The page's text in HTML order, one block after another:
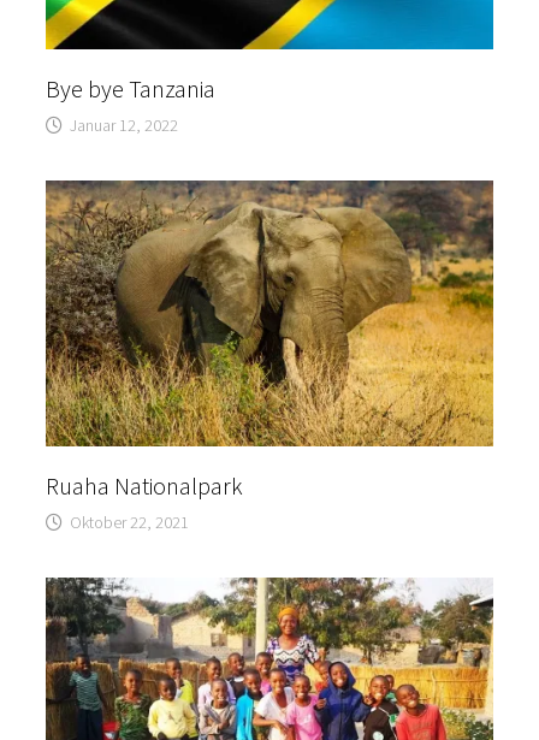
Bye bye Tanzania
Januar 12, 2022
Ruaha Nationalpark
Oktober 22, 2021